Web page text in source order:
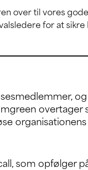
over til vores
for at
som opfølger